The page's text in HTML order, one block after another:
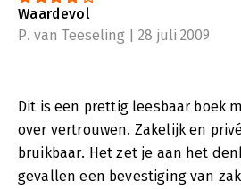
Waardevol
P. van Teeseling | 28 juli 2009
Dit is een prettig leesbaar boek
over vertrouwen. Zakelijk en
bruikbaar. Het zet je aan het
gevallen een bevestiging van